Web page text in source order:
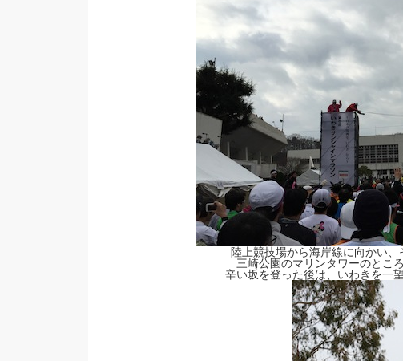
陸上競技場から海岸線に向かい、
三崎公園のマリンタワーのとこ
辛い坂を登った後は、いわきを一